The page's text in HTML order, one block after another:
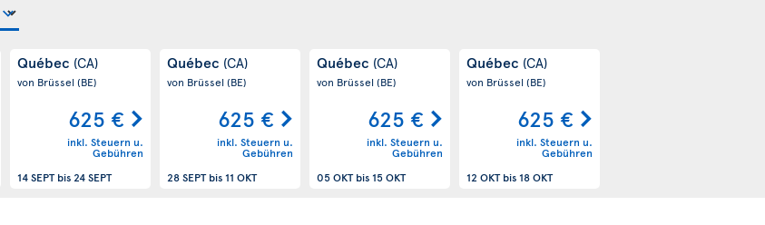
Québec (CA)
von Brüssel(BE)
625 €
inkl. Steuern u.
Gebühren
14 SEPTbis 24 SEPT
Québec (CA)
von Brüssel(BE)
625 €
inkl. Steuern u.
Gebühren
28 SEPTbis11 OKT
Québec (CA)
von Brüssel(BE)
625 €
inkl. Steuern u.
Gebühren
05 OKTbis15 OKT
Québec (CA)
von Brüssel(BE)
625 €
inkl. Steuern u.
Gebühren
12 OKTbis18 OKT